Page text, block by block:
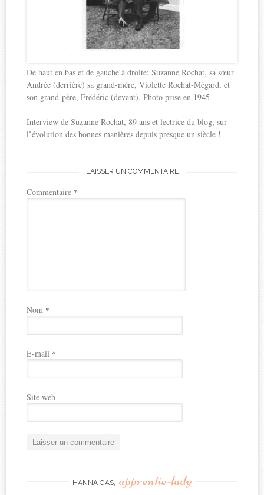
De haut en bas et de gauche à droite: Suzanne Rochat, sa sœur
Andrée (derrière) sa grand-mère, Violette Rochat-Mégard, et
son grand-père, Frédéric (devant). Photo prise en 1945
Interview de Suzanne Rochat, 89 ans et lectrice du blog, sur
l’évolution des bonnes manières depuis presque un siècle !
LAISSER UN COMMENTAIRE
Commentaire *
Nom *
E-mail *
Site web
HANNA GAS, apprentie-lady